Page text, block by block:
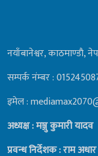
नयाँबानेश्वर, काठमाण्डाै,
सम्पर्क नंम्बर :
इमेल :
अध्यक्ष : मञ्जु कुमारी यादव
प्रवन्ध निर्देशक : राम